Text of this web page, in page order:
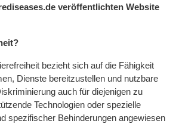
veröffentlichten Website
bezieht sich auf die Fähigkeit
Dienste bereitzustellen und nutzbare
auch für diejenigen zu
Technologien oder spezielle
spezifischer Behinderungen angewiesen